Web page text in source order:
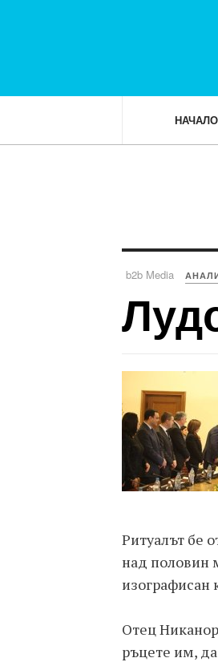
НАЧАЛО
b2b Media
Ритуалът бе
над половин
изографисан
Отец
ръцете им,